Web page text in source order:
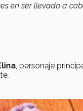
en ser llevado a
, personaje